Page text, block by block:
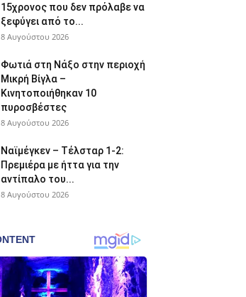
15χρονος που δεν πρόλαβε να
ξεφύγει από το...
8 Αυγούστου 2026
Φωτιά στη Νάξο στην περιοχή
Μικρή Βίγλα –
Κινητοποιήθηκαν 10
πυροσβέστες
8 Αυγούστου 2026
Ναϊμέγκεν – Τέλσταρ 1-2:
Πρεμιέρα με ήττα για την
αντίπαλο του...
8 Αυγούστου 2026